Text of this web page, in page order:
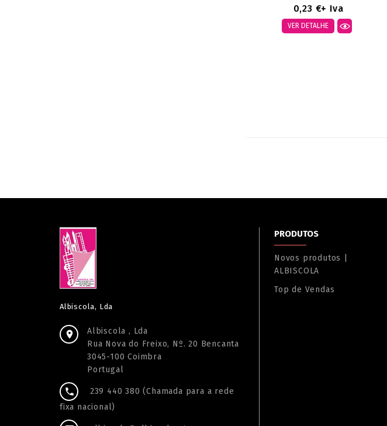
0,23 €+ Iva
VER DETALHE
Albiscola, Lda

Albiscola , Lda
Rua Nova do Freixo, Nº. 20 Bencanta
3045-100 Coimbra
Portugal

239 440 380 (Chamada para a rede
fixa nacional)
PRODUTOS
Novos produtos |
ALBISCOLA
Top de Vendas